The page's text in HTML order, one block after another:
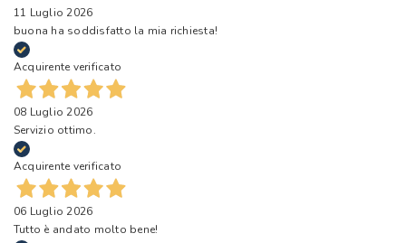
11 Luglio 2026
buona ha soddisfatto la mia richiesta!
Acquirente verificato
08 Luglio 2026
Servizio ottimo.
Acquirente verificato
06 Luglio 2026
Tutto è andato molto bene!